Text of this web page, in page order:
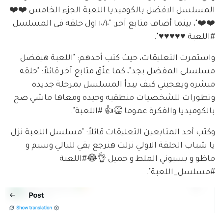
المسلسل الافضل بالكوميديا اللعبة الجزء الخامس ❤️❤️
❤️❤️"، بينما أضاف متابع آخر: "١٠/١٠ اول حلقة فى المسلسل
#اللعبة ♥️♥️♥️♥️♥️".
واستمرت التعليقات، حيث كتب أحدهم: "اللعبة هيفضل
مسلسلي المفضل بجد"، كما علّق متابع آخر قائلاً: "حلقه
مبشره ويعجبني كيف يبدأ المسلسل بمرحلة جديده
وتطورات للشخصيات منطقيه وجيده ومعاها ماشي صح
بالكوميديا والفكرة عموما 👏👍 #اللعبة".
وكتب أحد المتابعين التعليقات قائلاً: "مسلسل اللعبة نزل
يا شباب الحلقة الاولي نزلت هنرجع بقي لليالي وسيم و
ماظو و بسيوني الملط و جميل 👌😂#اللعبة
#مسلسل_اللعبة".